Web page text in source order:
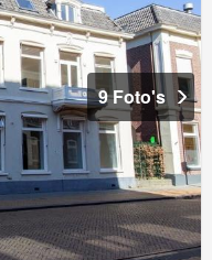
9 Foto's